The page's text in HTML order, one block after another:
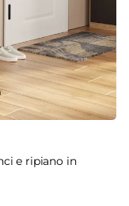
e ripiano in